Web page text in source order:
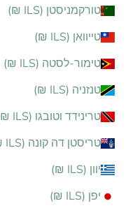
טורקמניסטן (ILS ₪)
טייוואן (ILS ₪)
טימור-לסטה (ILS ₪)
טנזניה (ILS ₪)
טרינידד וטובגו (ILS ₪)
טריסטן דה קונה (ILS ₪)
יוון (ILS ₪)
יפן (ILS ₪)